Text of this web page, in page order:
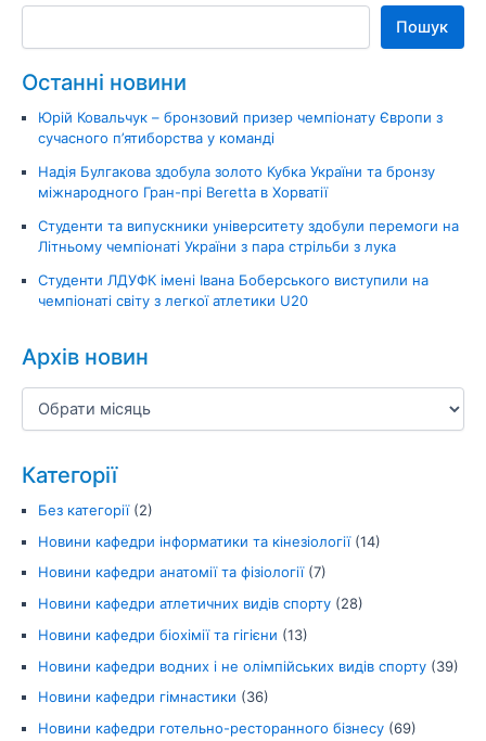
Пошук
Останні новини
Юрій Ковальчук – бронзовий призер чемпіонату Європи з
сучасного п’ятиборства у команді
Надія Булгакова здобула золото Кубка України та бронзу
міжнародного Гран-прі Beretta в Хорватії
Студенти та випускники університету здобули перемоги на
Літньому чемпіонаті України з пара стрільби з лука
Студенти ЛДУФК імені Івана Боберського виступили на
чемпіонаті світу з легкої атлетики U20
Архів новин
Категорії
Без категорії(2)
Новини кафедри інформатики та кінезіології(14)
Новини кафедри анатомії та фізіології(7)
Новини кафедри атлетичних видів спорту (28)
Новини кафедри біохімії та гігієни (13)
Новини кафедри водних і не олімпійських видів спорту (39)
Новини кафедри гімнастики (36)
Новини кафедри готельно-ресторанного бізнесу (69)